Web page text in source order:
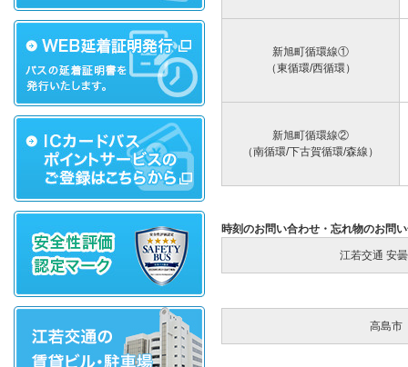
新旭町循環線①
（東循環/西循環）
新旭町循環線②
（南循環/下古賀循環/森線）
時刻のお問い合わせ・忘れ物のお問
江若交通 安
高島